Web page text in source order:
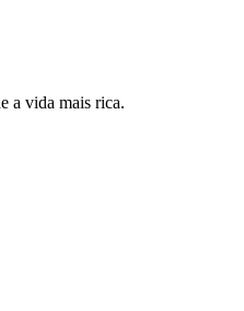
a vida mais rica.